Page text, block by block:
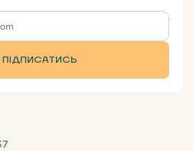
ПІДПИСАТИСЬ